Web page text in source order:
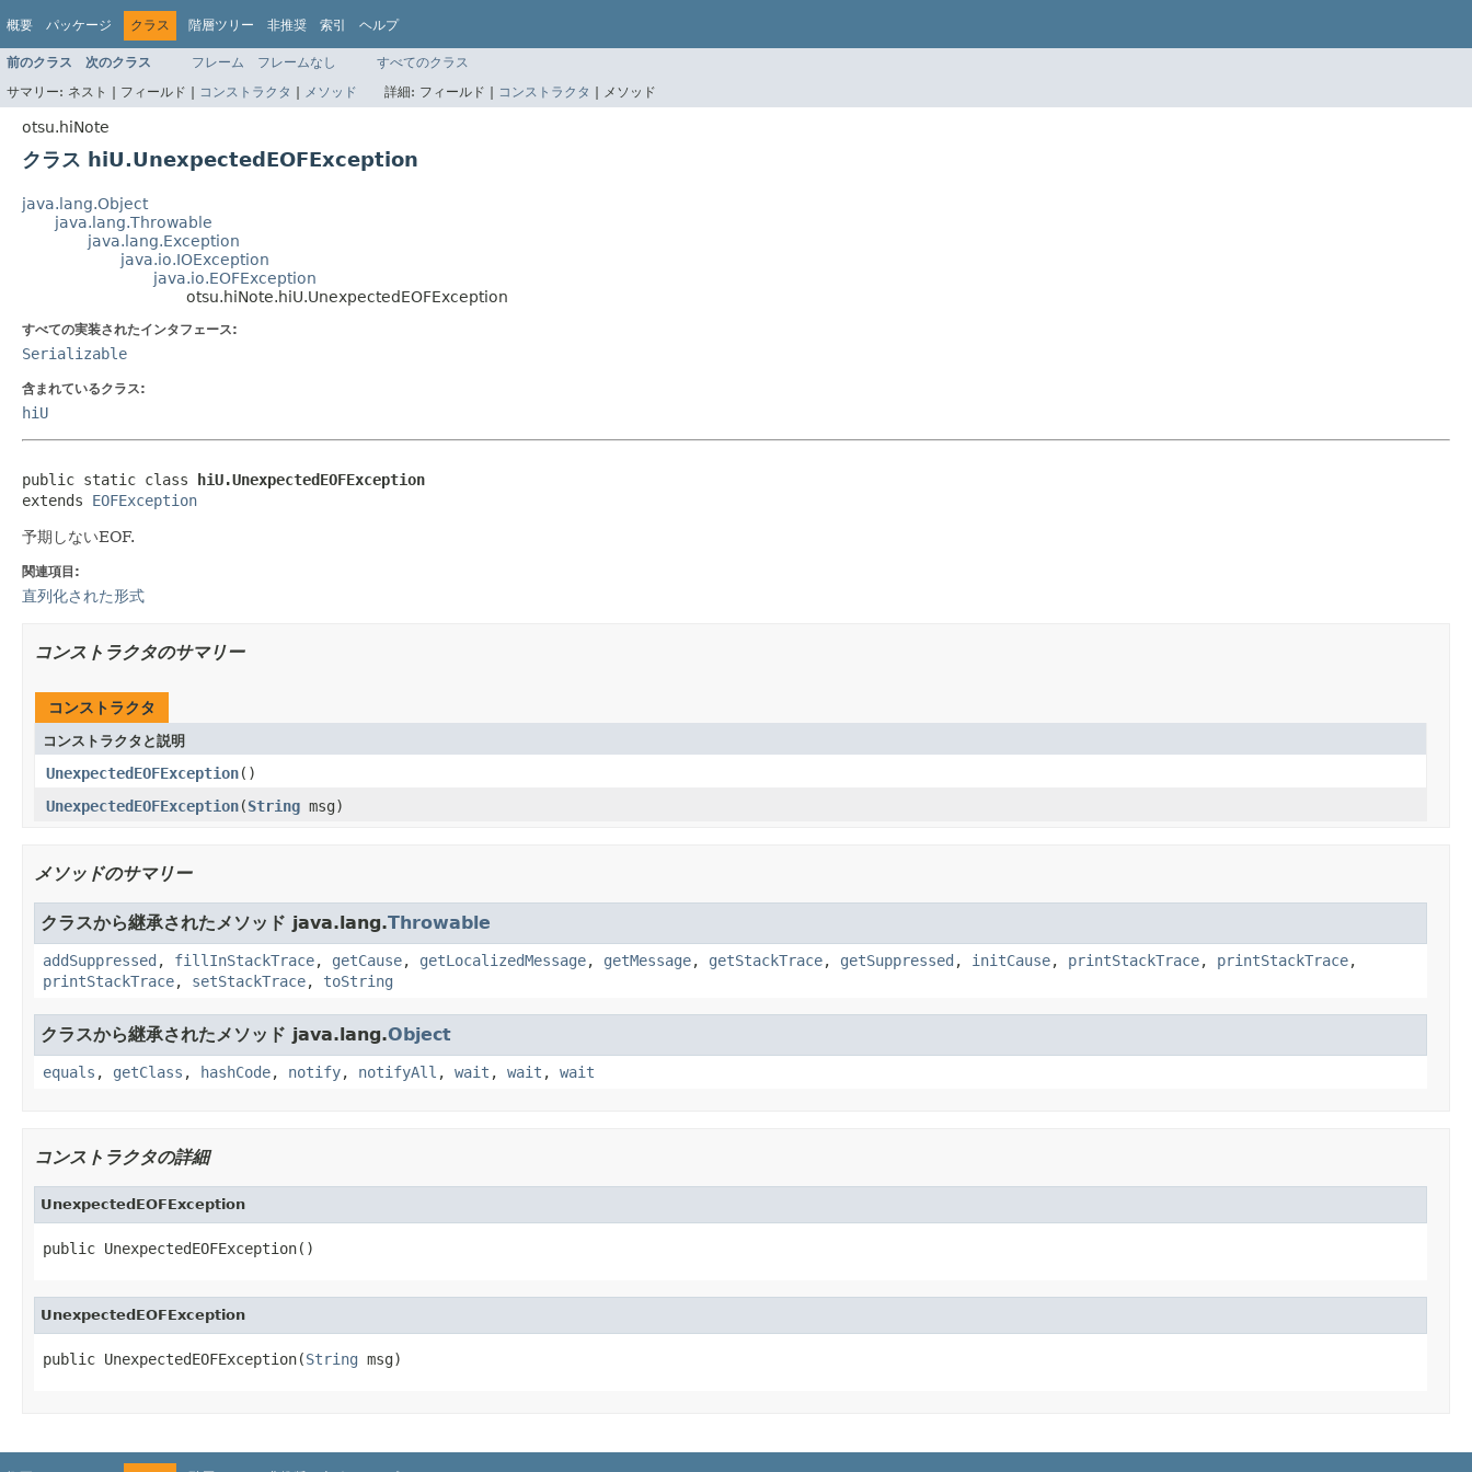
概要 パッケージ クラス 階層ツリー 非推奨 索引 ヘルプ
前のクラス 次のクラス フレーム フレームなし
すべてのクラス
サマリー: ネスト | フィールド | コンストラクタ | メソッド 詳細: フィールド | コンストラクタ | メソッド
otsu.hiNote
クラス hiU.UnexpectedEOFException
java.lang.Object
java.lang.Throwable
java.lang.Exception
java.io.IOException
java.io.EOFException
otsu.hiNote.hiU.UnexpectedEOFException
すべての実装されたインタフェース:
Serializable
含まれているクラス:
hiU
public static class hiU.UnexpectedEOFException
extends EOFException
予期しないEOF.
関連項目:
直列化された形式
コンストラクタのサマリー
コンストラクタ
コンストラクタと説明
UnexpectedEOFException()
UnexpectedEOFException(String msg)
メソッドのサマリー
クラスから継承されたメソッド java.lang.Throwable
addSuppressed , fillInStackTrace, getCause, getLocalizedMessage, getMessage, getStackTrace, getSuppressed , initCause, printStackTrace, printStackTrace,
printStackTrace, setStackTrace, toString
クラスから継承されたメソッド java.lang.Object
equals , getClass , hashCode, notify, notifyAll , wait , wait , wait
コンストラクタの詳細
UnexpectedEOFException
public UnexpectedEOFException()
UnexpectedEOFException
public UnexpectedEOFException(String msg)